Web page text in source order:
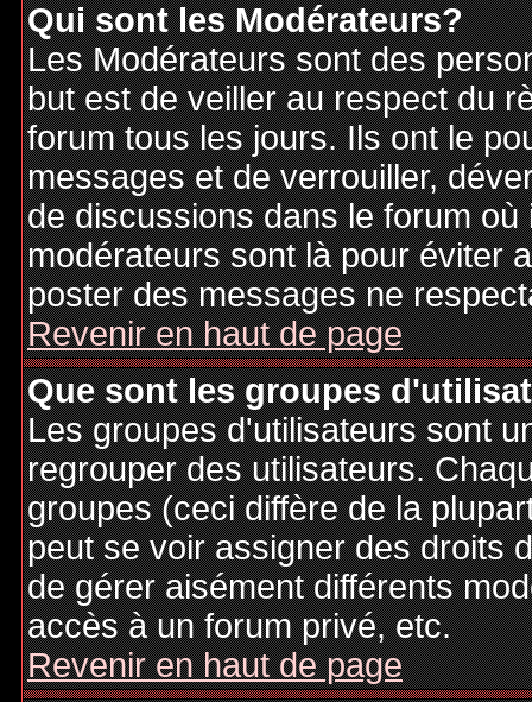
Qui sont les Modérateurs?
Les Modérateurs sont des
but est de veiller au respect du
forum tous les jours. Ils ont le
messages et de verrouiller,
de discussions dans le forum
modérateurs sont là pour éviter
poster des messages ne
Revenir en haut de page
Que sont les groupes
Les groupes d'utilisateurs sont
regrouper des utilisateurs.
groupes (ceci diffère de la
peut se voir assigner des droits
de gérer aisément différents
accès à un forum privé, etc.
Revenir en haut de page